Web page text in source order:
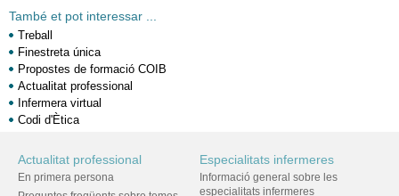
També et pot interessar ...
Treball
Finestreta única
Propostes de formació COIB
Actualitat professional
Infermera virtual
Codi d'Ètica
Actualitat professional
En primera persona
Especialitats infermeres
Informació general sobre les
especialitats infermeres